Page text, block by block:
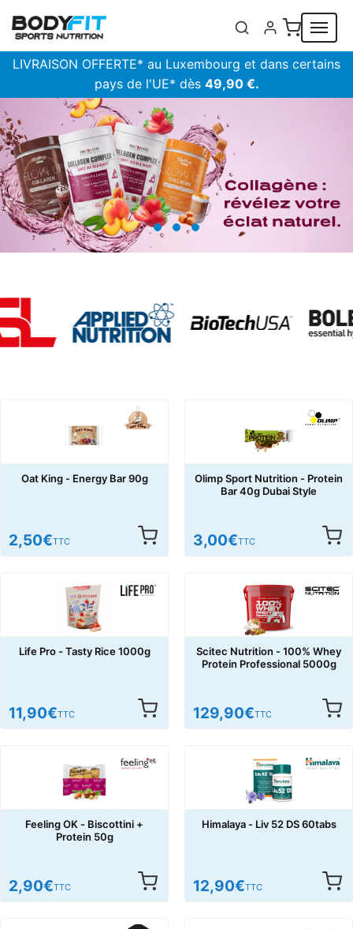
LIVRAISON OFFERTE* au Luxembourg et dans certains
pays de l'UE* dès 49,90 €.
Oat King - Energy Bar 90g
2,50€TTC
Olimp Sport Nutrition - Protein
Bar 40g Dubai Style
3,00€TTC
Life Pro - Tasty Rice 1000g
11,90€TTC
Scitec Nutrition - 100% Whey
Protein Professional 5000g
129,90€TTC
Feeling OK - Biscottini +
Protein 50g
2,90€TTC
Himalaya - Liv 52 DS 60tabs
12,90€TTC